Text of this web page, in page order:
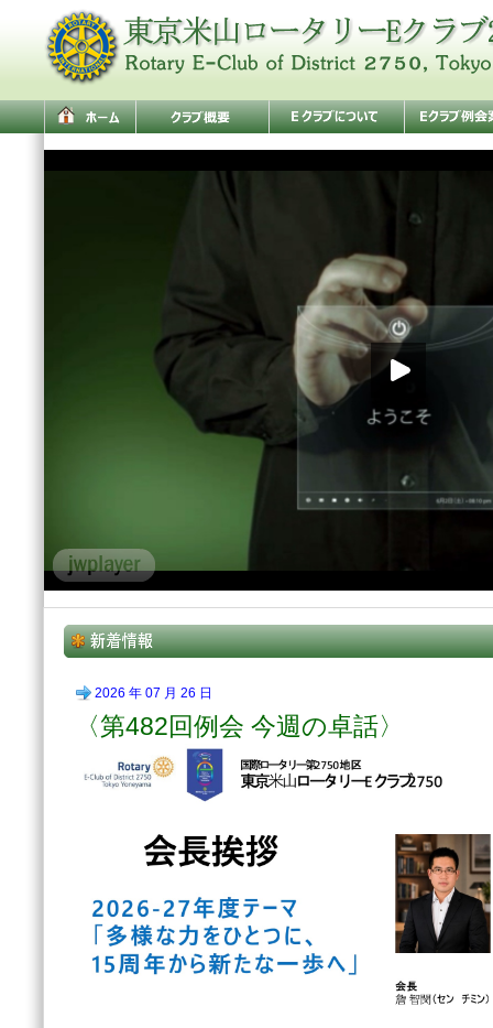
2026 年 07 月 26 日
〈第482回例会 今週の卓話〉